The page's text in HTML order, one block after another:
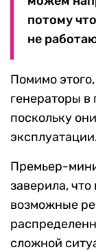
потому
не
Помимо
генераторы в
поскольку
Премьер-
заверила,
возможные
сложной